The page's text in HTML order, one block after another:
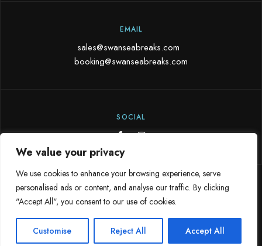
We value your privacy
We use cookies to enhance your browsing experience, serve
personalised ads or content, and analyse our traffic. By clicking
"Accept All", you consent to our use of cookies.
Customise Reject All Accept All
EMAIL
sales@swanseabreaks.com
booking@swanseabreaks.com
SOCIAL
Copyright © 2024 Swansea Breaks. All rights reserved OttoKasino
PRIVACY TERMS OF USENeed help?
Contact Us!
3